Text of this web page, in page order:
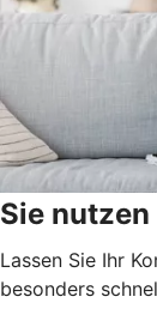
Sie
Lassen Sie Ihr
besonders